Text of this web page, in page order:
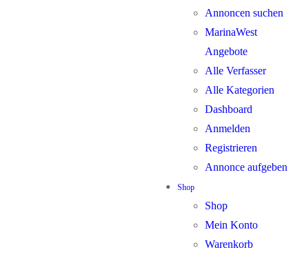
Annoncen suchen
MarinaWest
Angebote
Alle Verfasser
Alle Kategorien
Dashboard
Anmelden
Registrieren
Annonce aufgeben
Shop
Shop
Mein Konto
Warenkorb